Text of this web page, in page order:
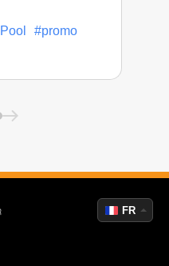
#promo
FR